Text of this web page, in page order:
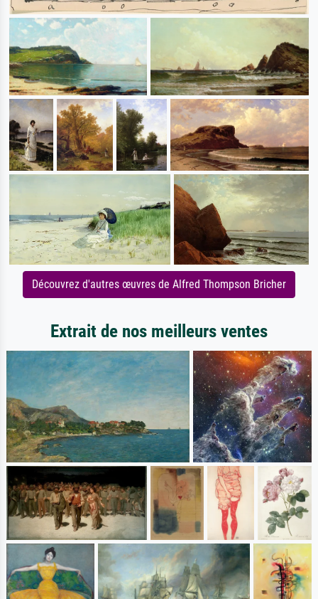
Découvrez d'autres œuvres de Alfred Thompson Bricher
Extrait de nos meilleurs ventes